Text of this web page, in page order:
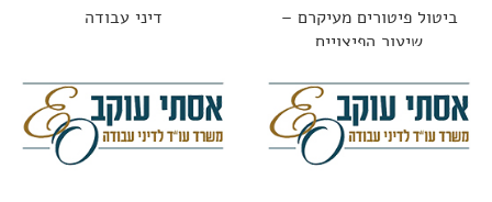
ביטול פיטורים מעיקרם –
שיעור הפיצויים
דיני עבודה